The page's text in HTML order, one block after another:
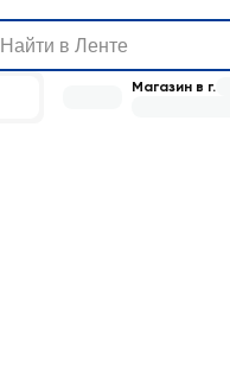
Магазин в г.